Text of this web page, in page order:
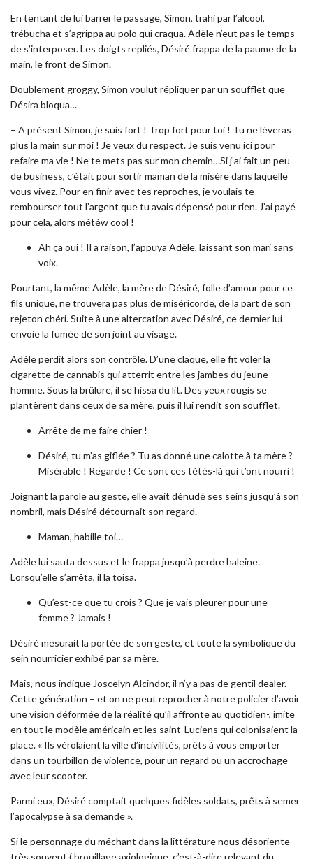
En tentant de lui barrer le passage, Simon, trahi par l’alcool,
trébucha et s’agrippa au polo qui craqua. Adèle n’eut pas le temps
de s’interposer. Les doigts repliés, Désiré frappa de la paume de la
main, le front de Simon.
Doublement groggy, Simon voulut répliquer par un soufflet que
Désira bloqua…
– A présent Simon, je suis fort ! Trop fort pour toi ! Tu ne lèveras
plus la main sur moi ! Je veux du respect. Je suis venu ici pour
refaire ma vie ! Ne te mets pas sur mon chemin…Si j’ai fait un peu
de business, c’était pour sortir maman de la misère dans laquelle
vous vivez. Pour en finir avec tes reproches, je voulais te
rembourser tout l’argent que tu avais dépensé pour rien. J’ai payé
pour cela, alors météw cool !
Ah ça oui ! Il a raison, l’appuya Adèle, laissant son mari sans
voix.
Pourtant, la même Adèle, la mère de Désiré, folle d’amour pour ce
fils unique, ne trouvera pas plus de miséricorde, de la part de son
rejeton chéri. Suite à une altercation avec Désiré, ce dernier lui
envoie la fumée de son joint au visage.
Adèle perdit alors son contrôle. D’une claque, elle fit voler la
cigarette de cannabis qui atterrit entre les jambes du jeune
homme. Sous la brûlure, il se hissa du lit. Des yeux rougis se
plantèrent dans ceux de sa mère, puis il lui rendit son soufflet.
Arrête de me faire chier !
Désiré, tu m’as giflée ? Tu as donné une calotte à ta mère ?
Misérable ! Regarde ! Ce sont ces tétés-là qui t’ont nourri !
Joignant la parole au geste, elle avait dénudé ses seins jusqu’à son
nombril, mais Désiré détournait son regard.
Maman, habille toi…
Adèle lui sauta dessus et le frappa jusqu’à perdre haleine.
Lorsqu’elle s’arrêta, il la toisa.
Qu’est-ce que tu crois ? Que je vais pleurer pour une
femme ? Jamais !
Désiré mesurait la portée de son geste, et toute la symbolique du
sein nourricier exhibé par sa mère.
Mais, nous indique Joscelyn Alcindor, il n’y a pas de gentil dealer.
Cette génération – et on ne peut reprocher à notre policier d’avoir
une vision déformée de la réalité qu’il affronte au quotidien-, imite
en tout le modèle américain et les saint-Luciens qui colonisaient la
place. « Ils vérolaient la ville d’incivilités, prêts à vous emporter
dans un tourbillon de violence, pour un regard ou un accrochage
avec leur scooter.
Parmi eux, Désiré comptait quelques fidèles soldats, prêts à semer
l’apocalypse à sa demande ».
Si le personnage du méchant dans la littérature nous désoriente